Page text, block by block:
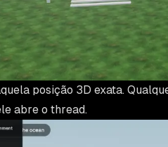
posição 3D exata.
abre o thread.